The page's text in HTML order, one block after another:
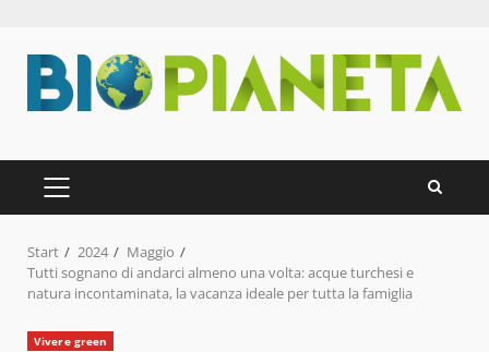
Inhalt
springen
PRIMÄRES
MENÜ
Start 2024
Maggio
Tutti sognano di andarci almeno una volta: acque turchesi e
natura incontaminata, la vacanza ideale per tutta la famiglia
Vivere green